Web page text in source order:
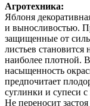
Агротехника:
Яблоня
и выносливостью.
защищенные от
листьев становится
наиболее плотной.
насыщенность
предпочитает
суглинки и супеси
Не переносит